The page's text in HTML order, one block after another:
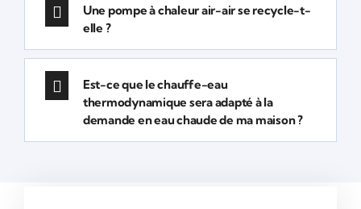
Une pompe à chaleur air-air se recycle-t-
elle ?
Est-ce que le chauffe-eau
thermodynamique sera adapté à la
demande en eau chaude de ma maison ?